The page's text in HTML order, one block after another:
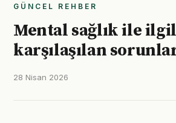
GÜNCEL REHBER
Mental sağlık ile
karşılaşılan
28 Nisan 2026